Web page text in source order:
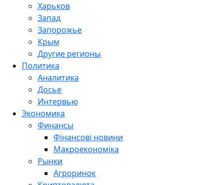
Харьков
Запад
Запорожье
Крым
Другие регионы
Политика
Аналитика
Досье
Интервью
Экономика
Финансы
Фінансові новини
Макроекономіка
Рынки
Агроринок